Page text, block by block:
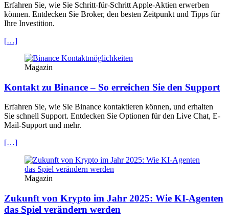
Erfahren Sie, wie Sie Schritt-für-Schritt Apple-Aktien erwerben
können. Entdecken Sie Broker, den besten Zeitpunkt und Tipps für
Ihre Investition.
[…]
Magazin
Kontakt zu Binance – So erreichen Sie den Support
Erfahren Sie, wie Sie Binance kontaktieren können, und erhalten
Sie schnell Support. Entdecken Sie Optionen für den Live Chat, E-
Mail-Support und mehr.
[…]
Magazin
Zukunft von Krypto im Jahr 2025: Wie KI-Agenten
das Spiel verändern werden